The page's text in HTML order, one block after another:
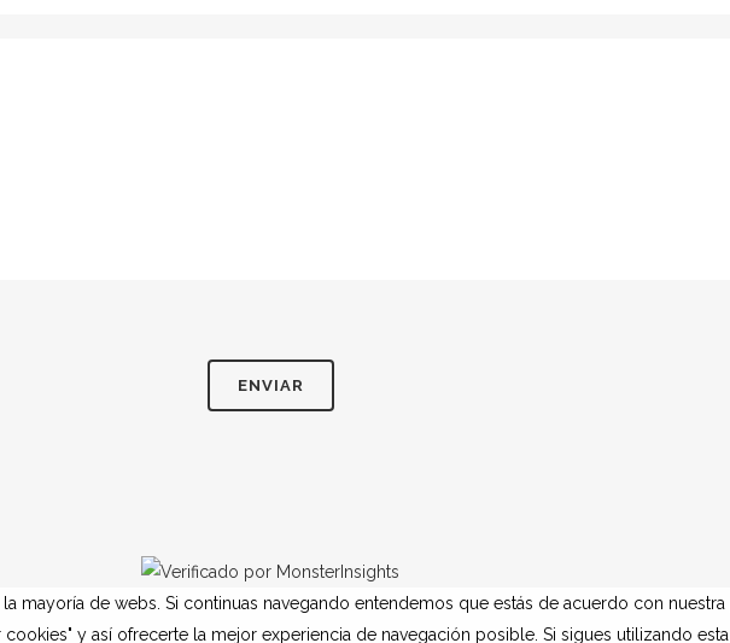
mayoría de webs. Si continuas navegando entendemos que estás de acuerdo con
y así ofrecerte la mejor experiencia de navegación posible. Si sigues utilizando